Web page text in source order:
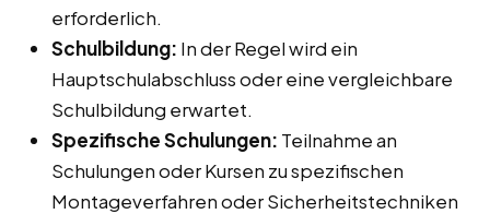
erforderlich.
Schulbildung: In der Regel wird ein
Hauptschulabschluss oder eine vergleichbare
Schulbildung erwartet.
Spezifische Schulungen: Teilnahme an
Schulungen oder Kursen zu spezifischen
Montageverfahren oder Sicherheitstechniken